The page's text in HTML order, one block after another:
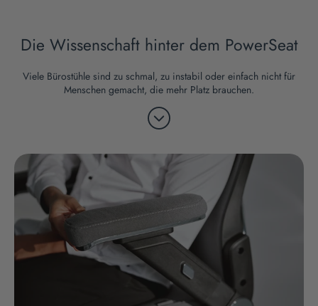
Die Wissenschaft hinter dem PowerSeat
Viele Bürostühle sind zu schmal, zu instabil oder einfach nicht für
Menschen gemacht, die mehr Platz brauchen.